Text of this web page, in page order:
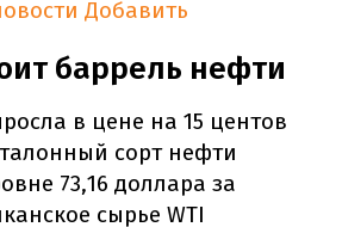
Добавить
баррель нефти
в цене на 15 центов
сорт нефти
73,16 доллара за
сырье WTI